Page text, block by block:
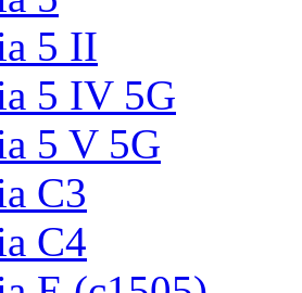
5 II
5 IV 5G
5 V 5G
C3
C4